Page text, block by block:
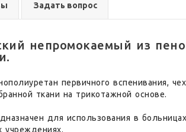
Задать вопрос
непромокаемый из
первичного вспенивания,
ткани на трикотажной основе.
для использования в
учреждениях.